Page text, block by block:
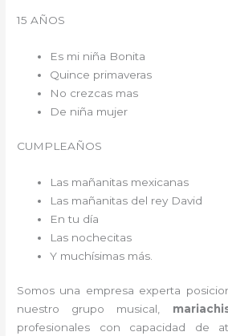
15 AÑOS
Es mi niña Bonita
Quince primaveras
No crezcas mas
De niña mujer
CUMPLEAÑOS
Las mañanitas mexicanas
Las mañanitas del rey David
En tu día
Las nochecitas
Y muchísimas más.
Somos una empresa experta
nuestro grupo musical,
profesionales con capacidad de